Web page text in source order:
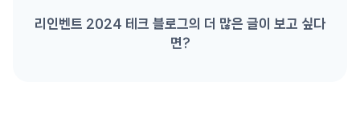
리인벤트 2024 테크 블로그의 더 많은 글이 보고 싶다
면?